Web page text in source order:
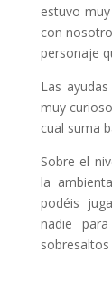
estuvo
con
personaje
Las
muy
cual suma
Sobre el
la
podéis
nadie